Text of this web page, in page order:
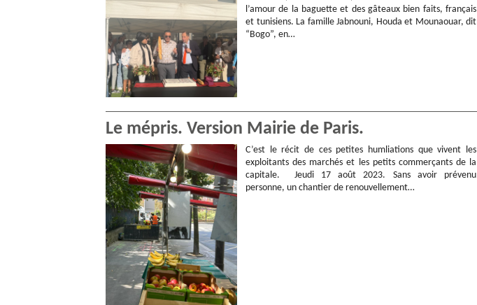
l’amour de la baguette et des gâteaux bien faits, français
et tunisiens. La famille Jabnouni, Houda et Mounaouar, dit
“Bogo”, en…
Le mépris. Version Mairie de Paris.
C’est le récit de ces petites humliations que vivent les
exploitants des marchés et les petits commerçants de la
capitale. Jeudi 17 août 2023. Sans avoir prévenu
personne, un chantier de renouvellement…